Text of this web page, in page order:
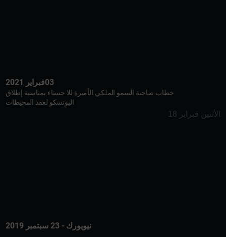
03فبراير 2021
خطاب صاحبة السمو الملكي الأميرة للا حسناء بمناسبة إطلاق
اليونسكو لعقد المحيطات
الأثنين فبراير 18
نيويورك - 23 سبتمبر 2019